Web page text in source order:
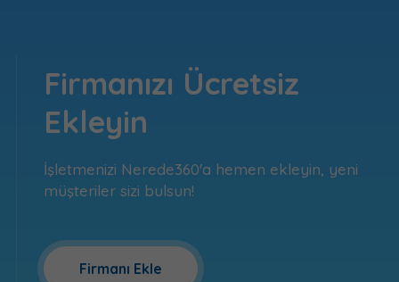
Firmanızı Ücretsiz
Ekleyin
İşletmenizi Nerede360'a hemen ekleyin, yeni
müşteriler sizi bulsun!
Firmanı Ekle